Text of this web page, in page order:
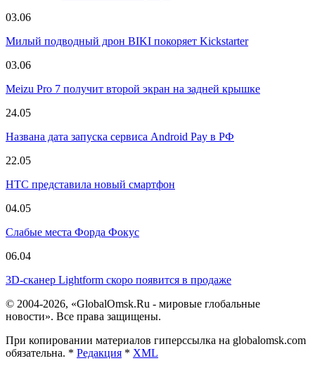
03.06
Милый подводный дрон BIKI покоряет Kickstarter
03.06
Meizu Pro 7 получит второй экран на задней крышке
24.05
Названа дата запуска сервиса Android Pay в РФ
22.05
HTC представила новый смартфон
04.05
Слабые места Форда Фокус
06.04
3D-сканер Lightform скоро появится в продаже
© 2004-2026, «GlobalOmsk.Ru - мировые глобальные
новости». Все права защищены.
При копировании материалов гиперссылка на globalomsk.com
обязательна. * Редакция * XML